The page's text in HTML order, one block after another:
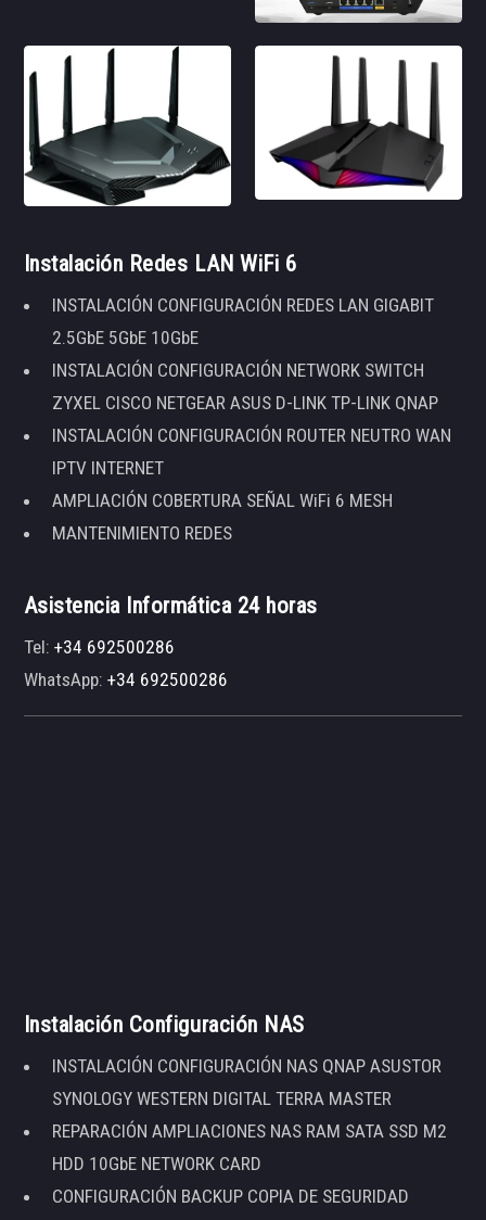
Instalación Redes LAN WiFi 6
INSTALACIÓN CONFIGURACIÓN REDES LAN GIGABIT
2.5GbE 5GbE 10GbE
INSTALACIÓN CONFIGURACIÓN NETWORK SWITCH
ZYXEL CISCO NETGEAR ASUS D-LINK TP-LINK QNAP
INSTALACIÓN CONFIGURACIÓN ROUTER NEUTRO WAN
IPTV INTERNET
AMPLIACIÓN COBERTURA SEÑAL WiFi 6 MESH
MANTENIMIENTO REDES
Asistencia Informática 24 horas
Tel:+34 692500286
WhatsApp:+34 692500286
Instalación Configuración NAS
INSTALACIÓN CONFIGURACIÓN NAS QNAP ASUSTOR
SYNOLOGY WESTERN DIGITAL TERRA MASTER
REPARACIÓN AMPLIACIONES NAS RAM SATA SSD M2
HDD 10GbE NETWORK CARD
CONFIGURACIÓN BACKUP COPIA DE SEGURIDAD